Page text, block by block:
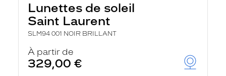
Lunettes de soleil
Saint Laurent
SLM94 001 NOIR BRILLANT
À partir de
329,00 €